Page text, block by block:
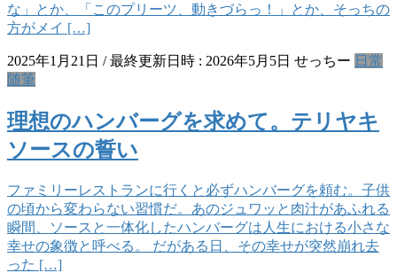
な」とか、「このプリーツ、動きづらっ！」とか、そっちの
方がメイ […]
2025年1月21日 / 最終更新日時 : 2026年5月5日 せっちー 日常
随筆
理想のハンバーグを求めて。テリヤキ
ソースの誓い
ファミリーレストランに行くと必ずハンバーグを頼む。子供
の頃から変わらない習慣だ。あのジュワッと肉汁があふれる
瞬間、ソースと一体化したハンバーグは人生における小さな
幸せの象徴と呼べる。 だがある日、その幸せが突然崩れ去
った […]